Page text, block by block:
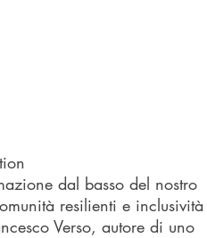
dal basso del nostro
resilienti e inclusività
Verso, autore di uno